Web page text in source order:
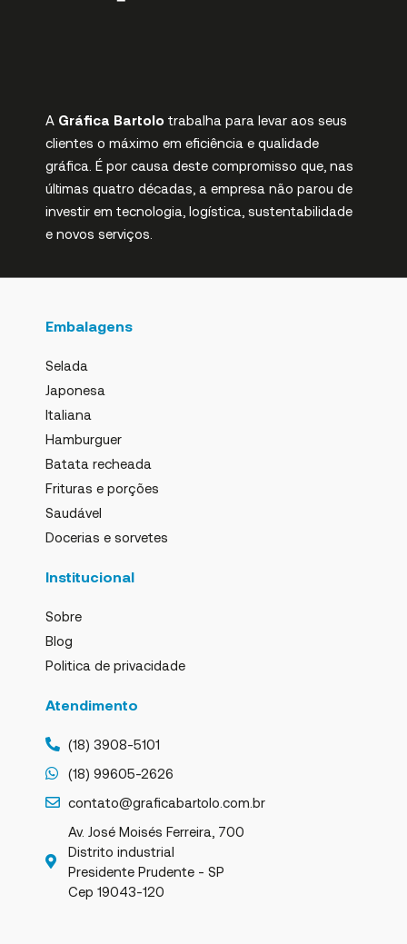
A Gráfica Bartolo trabalha para levar aos seus
clientes o máximo em eficiência e qualidade
gráfica. É por causa deste compromisso que, nas
últimas quatro décadas, a empresa não parou de
investir em tecnologia, logística, sustentabilidade
e novos serviços.
Embalagens
Selada
Japonesa
Italiana
Hamburguer
Batata recheada
Frituras e porções
Saudável
Docerias e sorvetes
Institucional
Sobre
Blog
Politica de privacidade
Atendimento
(18) 3908-5101
(18) 99605-2626
contato@graficabartolo.com.br
Av. José Moisés Ferreira, 700
Distrito industrial
Presidente Prudente - SP
Cep 19043-120